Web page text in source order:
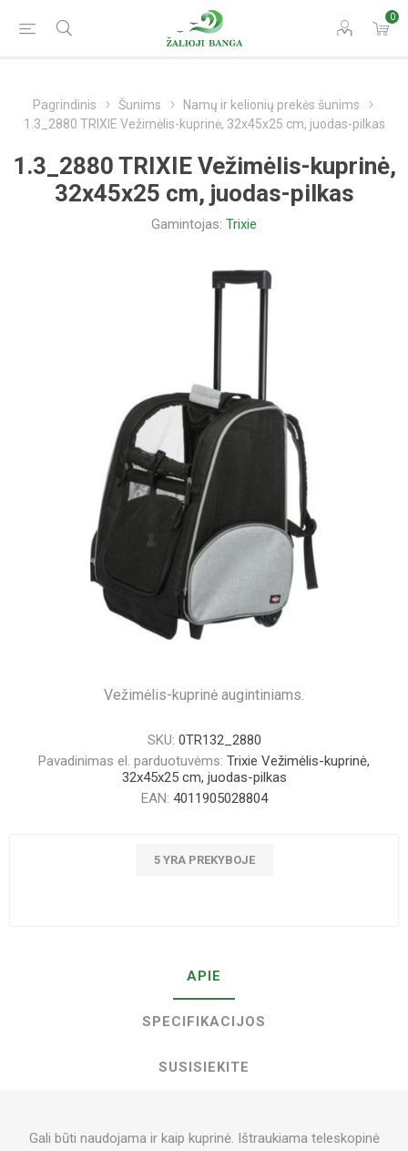
0
Pagrindinis Šunims
Namų ir kelionių prekės šunims
1.3_2880 TRIXIE Vežimėlis-kuprinė, 32x45x25 cm, juodas-pilkas
1.3_2880 TRIXIE Vežimėlis-kuprinė,
32x45x25 cm, juodas-pilkas
Gamintojas: Trixie
Vežimėlis-kuprinė augintiniams.
SKU: 0TR132_2880
Pavadinimas el. parduotuvėms: Trixie Vežimėlis-kuprinė,
32x45x25 cm, juodas-pilkas
EAN: 4011905028804
5 YRA PREKYBOJE
APIE
SPECIFIKACIJOS
SUSISIEKITE
Gali būti naudojama ir kaip kuprinė. Ištraukiama teleskopinė